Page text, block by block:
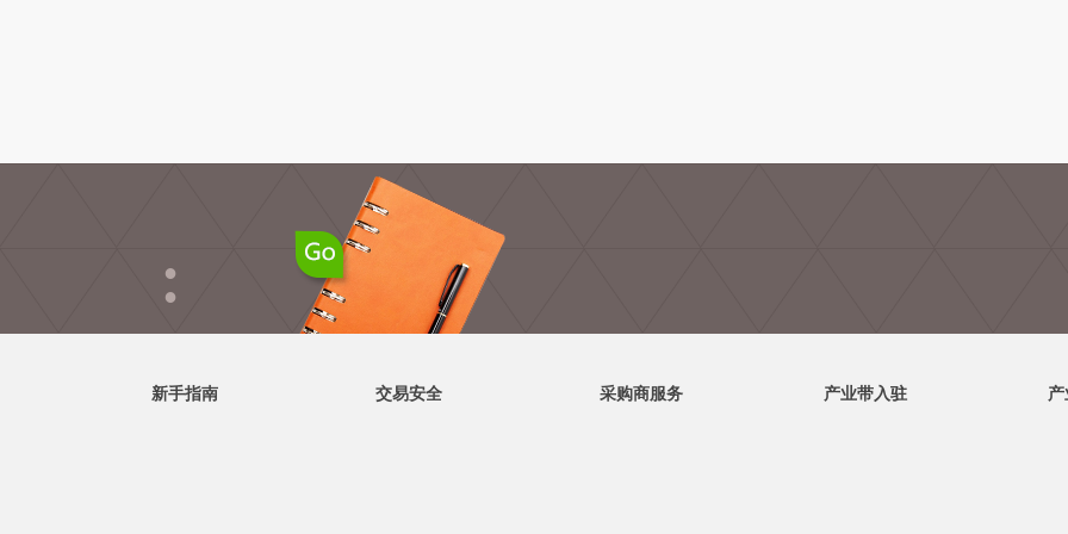
●
●
新手指南 交易安全 采购商服务 产业带入驻